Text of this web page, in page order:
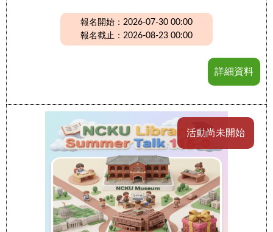
報名開始：2026-07-30 00:00
報名截止：2026-08-23 00:00
詳細資料
活動尚未開始